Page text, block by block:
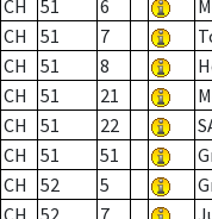
CH 51 6
CH
51 7
CH
51 8
CH
51 21
CH
51 22
CH
51 51
CH
52 5